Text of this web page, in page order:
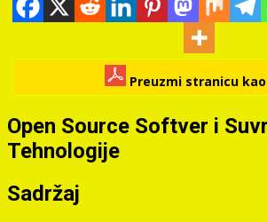
Preuzmi stranicu kao
Open Source Softver i
Tehnologije
Sadržaj